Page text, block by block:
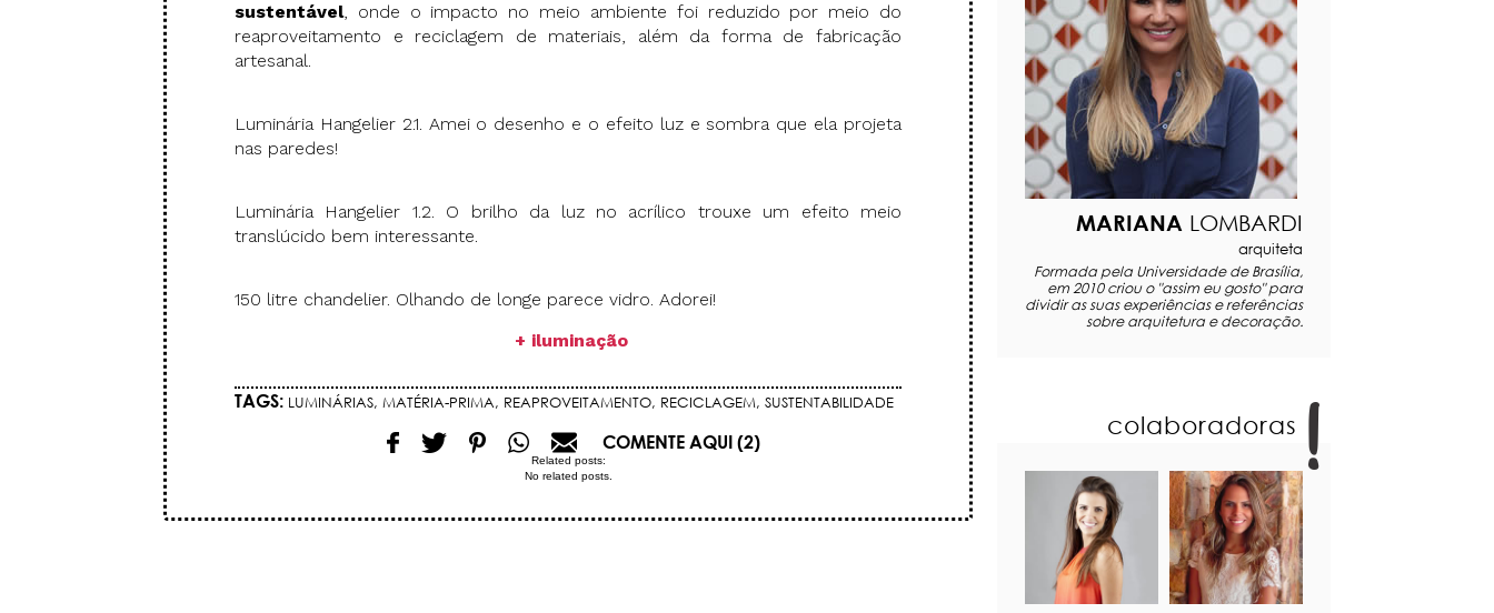
sustentável, onde o impacto no meio ambiente foi reduzido por meio do
reaproveitamento e reciclagem de materiais, além da forma de fabricação
artesanal.
Luminária Hangelier 2.1. Amei o desenho e o efeito luz e sombra que ela projeta
nas paredes!
Luminária Hangelier 1.2. O brilho da luz no acrílico trouxe um efeito meio
translúcido bem interessante.
150 litre chandelier. Olhando de longe parece vidro. Adorei!
+ iluminação
TAGS: LUMINÁRIAS, MATÉRIA-PRIMA, REAPROVEITAMENTO, RECICLAGEM, SUSTENTABILIDADE
COMENTE AQUI (2)
Related posts:
No related posts.
MARIANA LOMBARDI
arquiteta
Formada pela Universidade de Brasília,
em 2010 criou o "assim eu gosto" para
dividir as suas experiências e referências
sobre arquitetura e decoração.
colaboradoras